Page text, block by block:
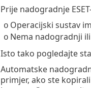
Prije nadogradnje
o Operacijski sustav
o Nema nadogradnji
Isto tako pogledajte
Automatske
primjer, ako ste